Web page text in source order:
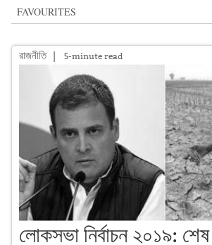
FAVOURITES
রাজনীতি|5-minute read
লোকসভা নির্বাচন ২০১৯: